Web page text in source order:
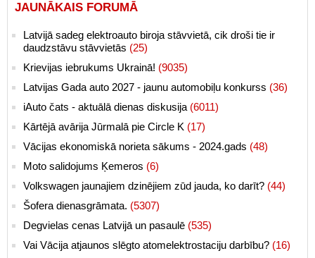
JAUNĀKAIS FORUMĀ
Latvijā sadeg elektroauto biroja stāvvietā, cik droši tie ir
daudzstāvu stāvvietās (25)
Krievijas iebrukums Ukrainā! (9035)
Latvijas Gada auto 2027 - jaunu automobiļu konkurss (36)
iAuto čats - aktuālā dienas diskusija (6011)
Kārtējā avārija Jūrmalā pie Circle K (17)
Vācijas ekonomiskā norieta sākums - 2024.gads (48)
Moto salidojums Ķemeros (6)
Volkswagen jaunajiem dzinējiem zūd jauda, ko darīt? (44)
Šofera dienasgrāmata. (5307)
Degvielas cenas Latvijā un pasaulē (535)
Vai Vācija atjaunos slēgto atomelektrostaciju darbību? (16)